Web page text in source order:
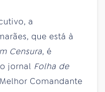
a
que está à
Censura, é
jornal Folha de
Comandante